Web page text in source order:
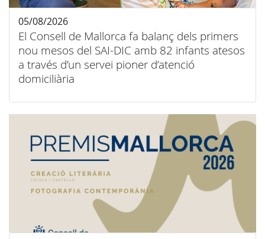
El Consell de Mallorca fa balanç dels primers
nou mesos del SAI-DIC amb 82 infants atesos
a través d’un servei pioner d’atenció
domiciliària
05/08/2026